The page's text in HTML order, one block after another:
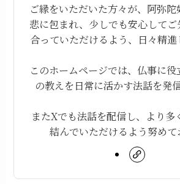
ご縁をいただいた方々が、阿弥
悲に包まれ、少しでも安心してご
合っていただけるよう、日々精進
このホームページでは、仏事に
の教えを日常に活かす法話を発
またXでも法話を配信し、より多
結んでいただけるよう努めて